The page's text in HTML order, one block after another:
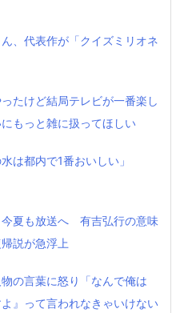
ん、代表作が「クイズミリオネ
たけど結局テレビが一番楽し
もっと雑に扱ってほしい
は都内で1番おいしい」
今夏も放送へ 有吉弘行の意味
説が急浮上
の言葉に怒り「なんで俺は
よ』って言われなきゃいけない